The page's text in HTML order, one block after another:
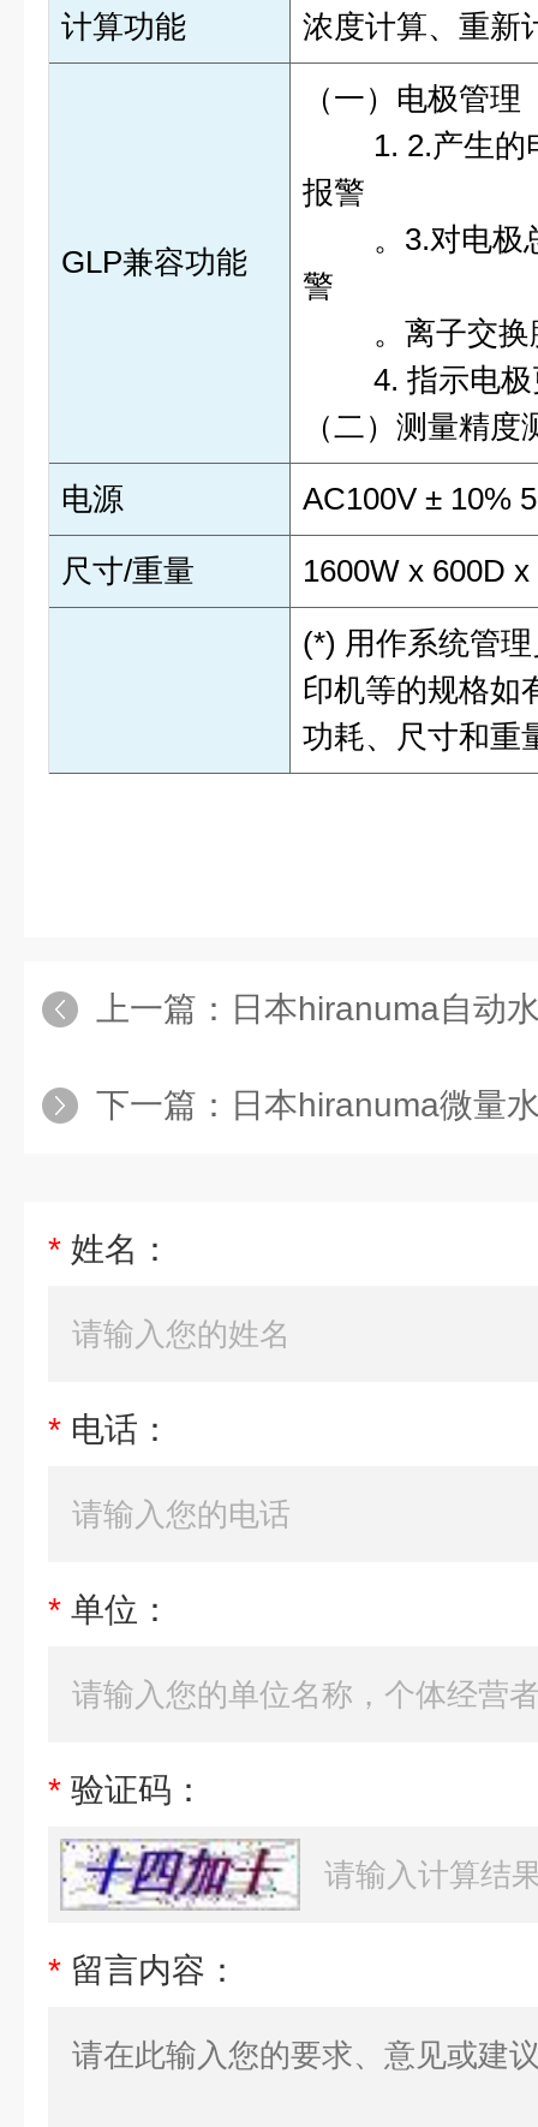
计算功能 浓度计算、重新
GLP兼容功能
（一）电极管理
1. 2.产生的
报警
。 3.对电极
警
。 离子交
4. 指示电
（二）测量精度
电源
AC100V ± 10%
尺寸/重量
1600W x 600D
(*) 用作系统管
印机等的规格如
功耗、尺寸和重
上一篇： 日本hiranuma自动水
下一篇： 日本hiranuma微量
* 姓名：
* 电话：
* 单位：
* 验证码：
* 留言内容：